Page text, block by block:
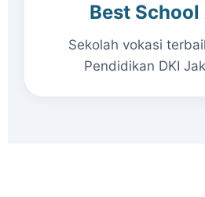
Best School
Sekolah vokasi
Pendidikan DKI